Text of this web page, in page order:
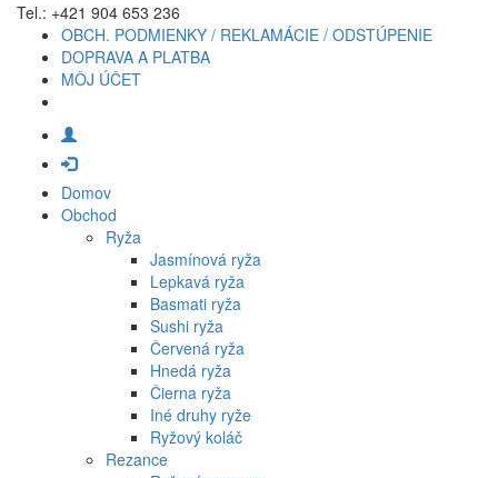
Tel.: +421 904 653 236
OBCH. PODMIENKY / REKLAMÁCIE / ODSTÚPENIE
DOPRAVA A PLATBA
MÔJ ÚČET
Domov
Obchod
Ryža
Jasmínová ryža
Lepkavá ryža
Basmati ryža
Sushi ryža
Červená ryža
Hnedá ryža
Čierna ryža
Iné druhy ryže
Ryžový koláč
Rezance